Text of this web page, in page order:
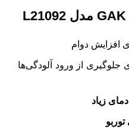
افزایش دوام
جلوگیری از ورود آلودگی‌ها
زیاد